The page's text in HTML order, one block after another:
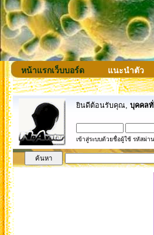
หน้าแรกเว็บบอร์ด แนะนำตัว
ยินดีต้อนรับคุณ, บุคคลทั่
เข้าสู่ระบบด้วยชื่อผู้ใช้ รหัสผ่าน